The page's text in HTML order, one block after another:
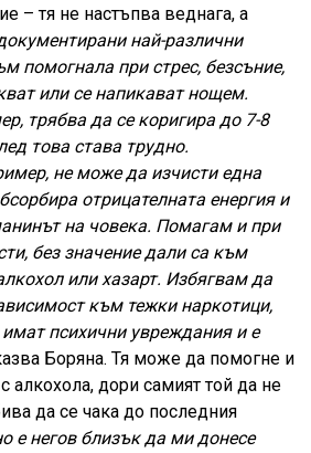
– тя не настъпва веднага, а
най-различни
помогнала при стрес, безсъние,
или се напикават нощем.
трябва да се коригира до 7-8
това става трудно.
не може да изчисти една
отрицателната енергия и
на човека. Помагам и при
без значение дали са към
или хазарт. Избягвам да
към тежки наркотици,
психични увреждания и е
Боряна. Тя може да помогне и
алкохола, дори самият той да не
да се чака до последния
е негов близък да ми донесе